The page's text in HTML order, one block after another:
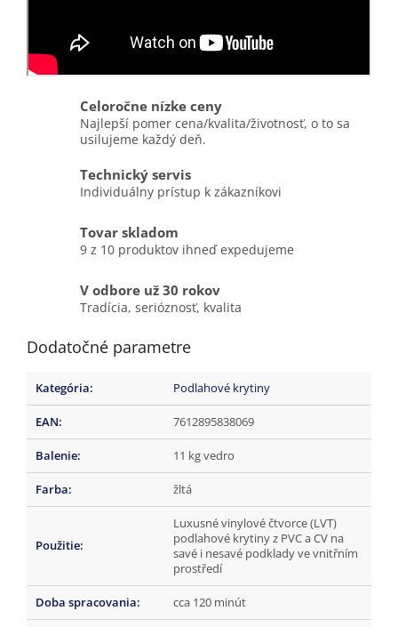
Celoročne nízke ceny
Najlepší pomer cena/kvalita/životnosť, o to sa
usilujeme každý deň.
Technický servis
Individuálny prístup k zákazníkovi
Tovar skladom
9 z 10 produktov ihneď expedujeme
V odbore už 30 rokov
Tradícia, serióznosť, kvalita
Dodatočné parametre
Kategória: Podlahové krytiny
EAN: 7612895838069
Balenie: 11 kg vedro
Farba: žltá
Použitie:
Luxusné vinylové čtvorce (LVT)
podlahové krytiny z PVC a CV na
savé i nesavé podklady ve vnitřním
prostředí
Doba spracovania: cca 120 minút